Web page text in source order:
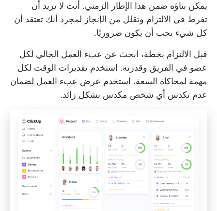
يمكن بناؤه ضمن هذا الإطار الزمني. أنت لا تريد أن
تفرط في الالتزام وتقلل من الإنجاز لمجرد أنك تعتقد أن
كل شيء يجب أن يكون ضروريًا.
قبل الالتزام بخطة، ابحث عن عبء العمل الحالي لكل
عضو في الفريق وقدرته. استخدم تقديرات الوقت لكل
مهمة لمحاكاة السعة. استخدم عرض عبء العمل لضمان
عدم تكدس أي شخص مكدس بشكل زائد.